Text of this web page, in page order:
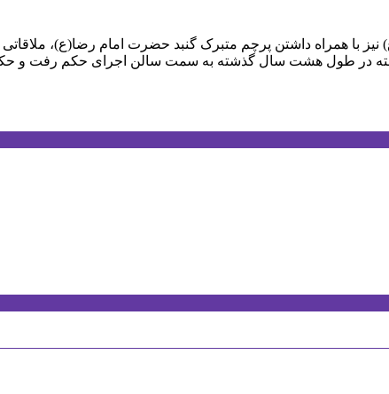
با همراه داشتن پرچم متبرک گنبد حضرت امام رضا(ع)، ملاقاتی با
در طول هشت سال گذشته به سمت سالن اجرای حکم رفت و